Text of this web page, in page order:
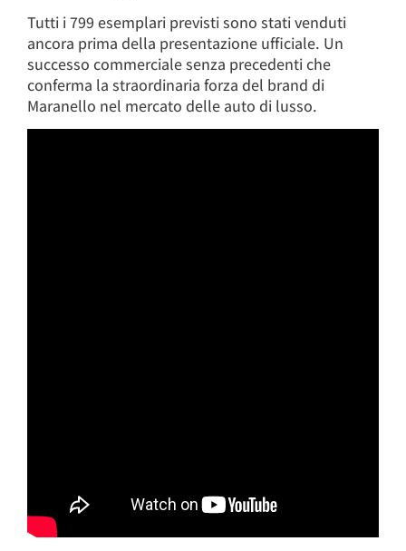
Tutti i 799 esemplari previsti sono stati venduti
ancora prima della presentazione ufficiale. Un
successo commerciale senza precedenti che
conferma la straordinaria forza del brand di
Maranello nel mercato delle auto di lusso.